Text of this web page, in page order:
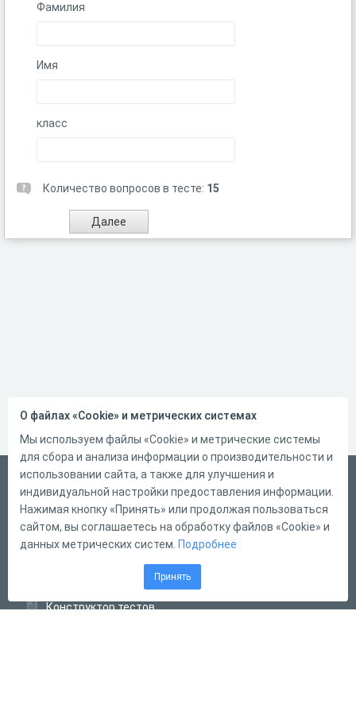
Фамилия
Имя
класс
Количество вопросов в тесте: 15
Русский
Справка
Форма обратной связи
Конструктор тестов
О файлах «Cookie» и метрических системах
Мы используем файлы «Cookie» и метрические системы
для сбора и анализа информации о производительности и
использовании сайта, а также для улучшения и
индивидуальной настройки предоставления информации.
Нажимая кнопку «Принять» или продолжая пользоваться
сайтом, вы соглашаетесь на обработку файлов «Cookie» и
данных метрических систем. Подробнее
Принять